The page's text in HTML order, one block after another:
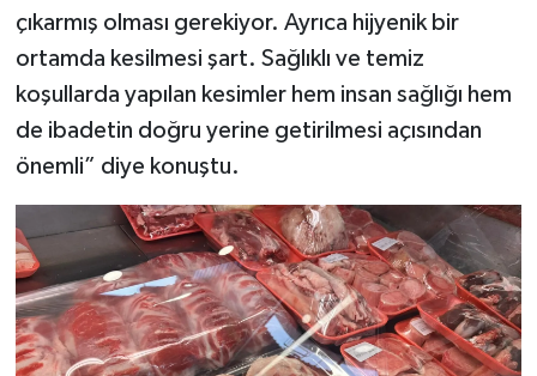
çıkarmış olması gerekiyor. Ayrıca hijyenik bir
ortamda kesilmesi şart. Sağlıklı ve temiz
koşullarda yapılan kesimler hem insan sağlığı hem
de ibadetin doğru yerine getirilmesi açısından
önemli” diye konuştu.